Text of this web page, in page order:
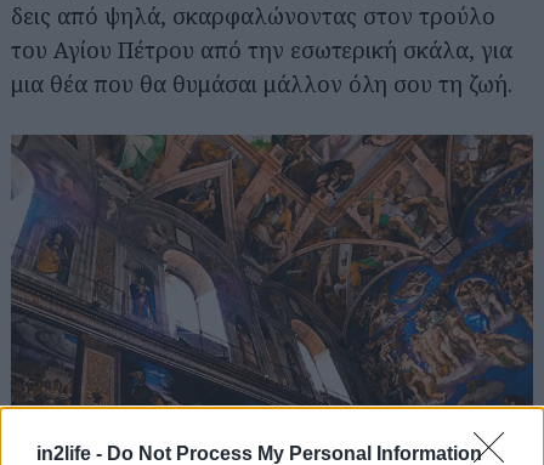
in2life - Do Not Process My Personal Information
δεις από ψηλά, σκαρφαλώνοντας στον τρούλο
του Αγίου Πέτρου από την εσωτερική σκάλα, για
μια θέα που θα θυμάσαι μάλλον όλη σου τη ζωή.
Αναζήτηση